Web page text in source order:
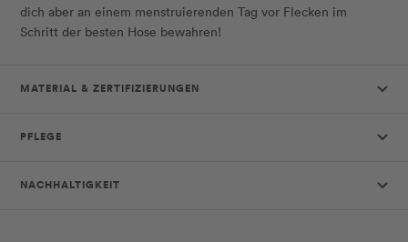
dich aber an einem menstruierenden Tag vor Flecken im
Schritt der besten Hose bewahren!
MATERIAL & ZERTIFIZIERUNGEN
PFLEGE
NACHHALTIGKEIT